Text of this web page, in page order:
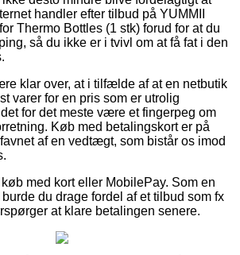
handler efter tilbud på YUMMII
Thermo Bottles (1 stk) forud for at du
så du ikke er i tvivl om at få fat i den
klar over, at i tilfælde af at en netbutik
varer for en pris som er utrolig
for det meste være et fingerpeg om
Køb med betalingskort er på
af en vedtægt, som bistår os imod
med kort eller MobilePay. Som en
du drage fordel af et tilbud som fx
at klare betalingen senere.